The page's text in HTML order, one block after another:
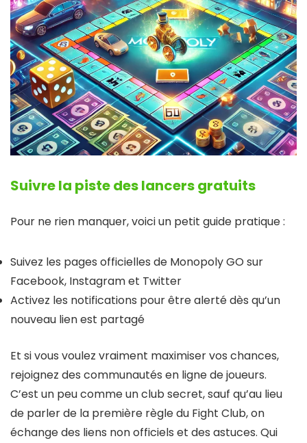
Suivre la piste des lancers gratuits
Pour ne rien manquer, voici un petit guide pratique :
Suivez les pages officielles de Monopoly GO sur
Facebook, Instagram et Twitter
Activez les notifications pour être alerté dès qu’un
nouveau lien est partagé
Et si vous voulez vraiment maximiser vos chances,
rejoignez des communautés en ligne de joueurs.
C’est un peu comme un club secret, sauf qu’au lieu
de parler de la première règle du Fight Club, on
échange des liens non officiels et des astuces. Qui